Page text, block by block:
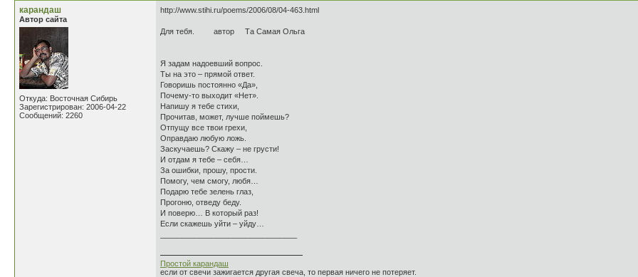
карандаш
Автор сайта
Откуда: Восточная Сибирь
Зарегистрирован: 2006-04-22
Сообщений: 2260
http://www.stihi.ru/poems/2006/08/04-463.html
Для тебя. автор Та Самая Ольга
Я задам надоевший вопрос.
Ты на это – прямой ответ.
Говоришь постоянно «Да»,
Почему-то выходит «Нет».
Напишу я тебе стихи,
Прочитав, может, лучше поймешь?
Отпущу все твои грехи,
Оправдаю любую ложь.
Заскучаешь? Скажу – не грусти!
И отдам я тебе – себя…
За ошибки, прошу, прости.
Помогу, чем смогу, любя…
Подарю тебе зелень глаз,
Прогоню, отведу беду.
И поверю… В который раз!
Если скажешь уйти – уйду…
Простой карандаш
если от свечи зажигается другая свеча, то первая ничего не потеряет.